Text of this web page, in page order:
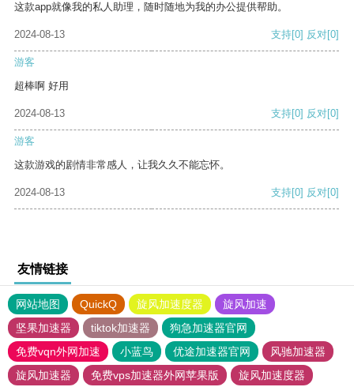
这款app就像我的私人助理，随时随地为我的办公提供帮助。
2024-08-13 支持[0] 反对[0]
游客
超棒啊 好用
2024-08-13 支持[0] 反对[0]
游客
这款游戏的剧情非常感人，让我久久不能忘怀。
2024-08-13 支持[0] 反对[0]
友情链接
网站地图 QuickQ 旋风加速度器
旋风加速
坚果加速器
tiktok加速器
狗急加速器官网
免费vqn外网加速
小蓝鸟 优途加速器官网
风驰加速器
旋风加速器
免费vps加速器外网苹果版
旋风加速度器